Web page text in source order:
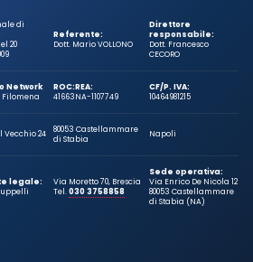
di
20
Referente:
Dott. Mario VOLLONO
Direttore
responsabile:
Dott. Francesco
CECORO
Network
ROC:
41663
REA:
NA-1107749
CF/P. IVA:
10464981215
Vecchio 24
80053 Castellammare
di Stabia
Napoli
legale:
Via Moretto 70, Brescia
Tel.030 3758858
Sede operativa:
Via Enrico De Nicola 12
80053 Castellammare
di Stabia (NA)